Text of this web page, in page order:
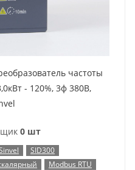
частоты
- 120%, 3ф 380В,
0 шт
SID300
Modbus RTU